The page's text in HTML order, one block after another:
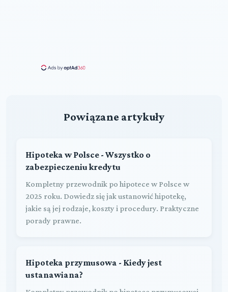
Powiązane artykuły
Hipoteka w Polsce - Wszystko o
zabezpieczeniu kredytu
Kompletny przewodnik po hipotece w Polsce w
2025 roku. Dowiedz się jak ustanowić hipotekę,
jakie są jej rodzaje, koszty i procedury. Praktyczne
porady prawne.
Hipoteka przymusowa - Kiedy jest
ustanawiana?